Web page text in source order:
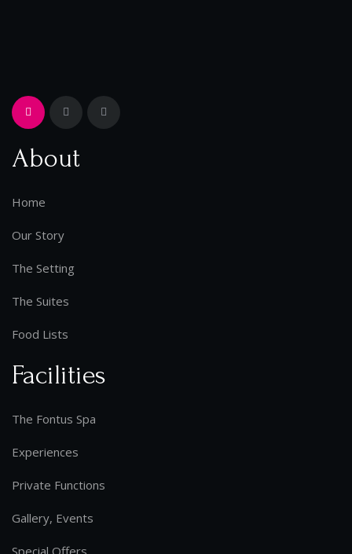
About
Home
Our Story
The Setting
The Suites
Food Lists
Facilities
The Fontus Spa
Experiences
Private Functions
Gallery, Events
Special Offers